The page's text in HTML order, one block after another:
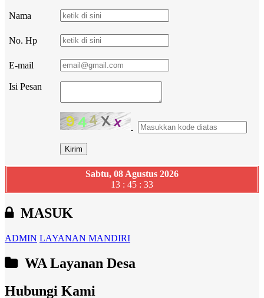
Nama
No. Hp
E-mail
Isi Pesan
Sabtu, 08 Agustus 2026
13 : 45 : 34
MASUK
ADMIN LAYANAN MANDIRI
WA Layanan Desa
Hubungi Kami